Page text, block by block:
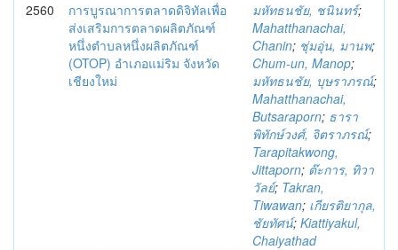
2560
การบูรณาการตลาดดิจิทัลเพื่อ
ส่งเสริมการตลาดผลิตภัณฑ์
หนึ่งตำบลหนึ่งผลิตภัณฑ์
(OTOP) อำเภอแม่ริม จังหวัด
เชียงใหม่
มหัทธนชัย, ชนินทร์;
Mahatthanachai,
Chanin; ชุ่มอุ่น, มานพ;
Chum-un, Manop;
มหัทธนชัย, บุษราภรณ์;
Mahatthanachai,
Butsaraporn; ธารา
พิทักษ์วงศ์, จิตราภรณ์;
Tarapitakwong,
Jittaporn; ต๊ะการ, ทิวา
วัลย์; Takran,
Tiwawan; เกียรติยากุล,
ชัยทัศน์; Kiattiyakul,
Chaiyathad